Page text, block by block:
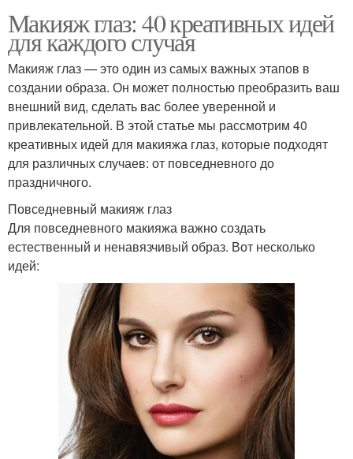
Макияж глаз: 40 креативных идей
для каждого случая
Макияж глаз — это один из самых важных этапов в
создании образа. Он может полностью преобразить ваш
внешний вид, сделать вас более уверенной и
привлекательной. В этой статье мы рассмотрим 40
креативных идей для макияжа глаз, которые подходят
для различных случаев: от повседневного до
праздничного.
Повседневный макияж глаз
Для повседневного макияжа важно создать
естественный и ненавязчивый образ. Вот несколько
идей: